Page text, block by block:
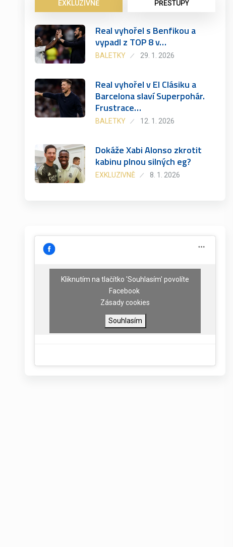
EXKLUZIVNĚ PŘESTUPY
Real vyhořel s Benfikou a
vypadl z TOP 8 v…
BALETKY 29. 1. 2026
Real vyhořel v El Clásiku a
Barcelona slaví Superpohár.
Frustrace…
BALETKY 12. 1. 2026
Dokáže Xabi Alonso zkrotit
kabinu plnou silných eg?
EXKLUZIVNĚ 8. 1. 2026
Kliknutím na tlačítko 'Souhlasím' povolíte
Facebook
Zásady cookies
Souhlasím